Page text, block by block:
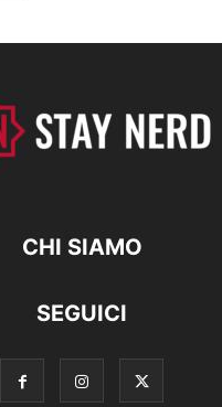
CHI SIAMO
SEGUICI